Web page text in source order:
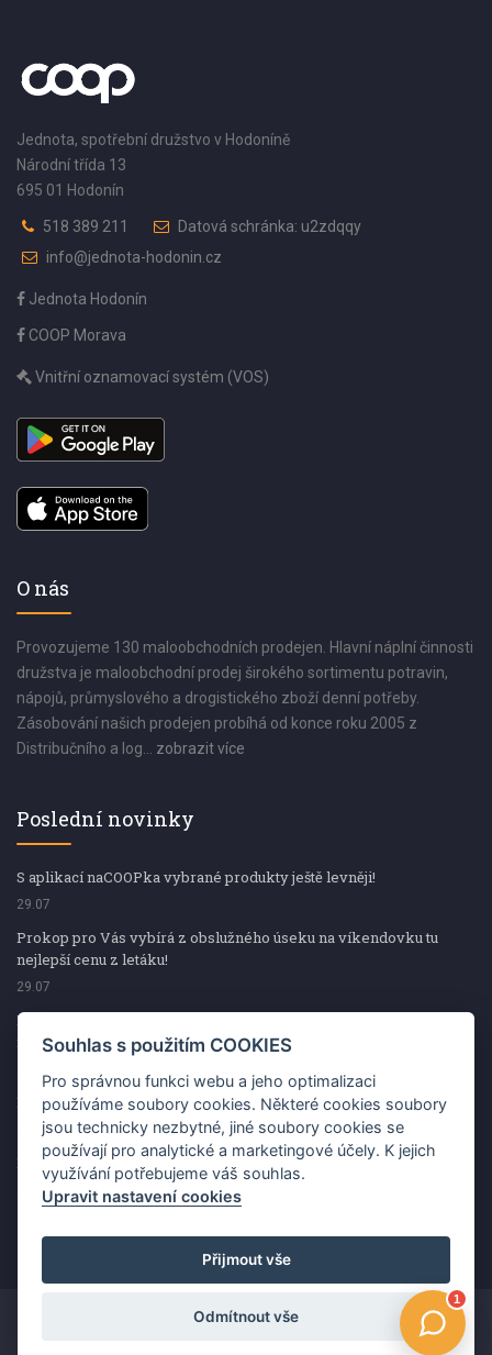
Jednota, spotřební družstvo v Hodoníně
Národní třída 13
695 01 Hodonín
518 389 211
Datová schránka: u2zdqqy
info@jednota-hodonin.cz
Jednota Hodonín
COOP Morava
Vnitřní oznamovací systém (VOS)
O nás
Provozujeme 130 maloobchodních prodejen. Hlavní náplní činnosti
družstva je maloobchodní prodej širokého sortimentu potravin,
nápojů, průmyslového a drogistického zboží denní potřeby.
Zásobování našich prodejen probíhá od konce roku 2005 z
Distribučního a log... zobrazit více
Poslední novinky
S aplikací naCOOPka vybrané produkty ještě levněji!
29.07
Prokop pro Vás vybírá z obslužného úseku na víkendovku tu
nejlepší cenu z letáku!
29.07
Prokop pro Vás vybírá z obslužného úseku na víkendovku tu
nejlepší cenu z letáku!
Kup špekáčky od Váhaly a vyhraj s naCOOPkou sekerku Fiskars
29.07
Prokop pro Vás vybírá na víkendovku ty nejlepší ceny z letáku!
29.07
Copyright ©2026 Jednota, spotřební družstvo v Hodoníně
Souhlas s použitím COOKIES
Pro správnou funkci webu a jeho optimalizaci
používáme soubory cookies. Některé cookies soubory
jsou technicky nezbytné, jiné soubory cookies se
používají pro analytické a marketingové účely. K jejich
využívání potřebujeme váš souhlas.
Upravit nastavení cookies
Přijmout vše
Odmítnout vše